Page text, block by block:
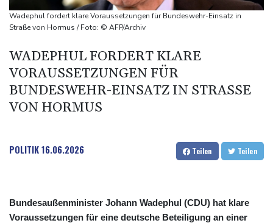
Hormus
Trauerflor und Schweigeminute: Inter Miami trauert mit Messi
Zwei Bombenanschläge in Kolumbien an erstem Tag im Amt des
neuen Präsidenten Espriella
Wadephul fordert klare Voraussetzungen für Bundeswehr-Einsatz in
Straße von Hormus / Foto: © AFP/Archiv
WADEPHUL FORDERT KLARE
VORAUSSETZUNGEN FÜR
BUNDESWEHR-EINSATZ IN STRASSE V
ON HORMUS
POLITIK16.06.2026 Teilen Teilen
Bundesaußenminister Johann Wadephul (CDU) hat klare
Voraussetzungen für eine deutsche Beteiligung an einer